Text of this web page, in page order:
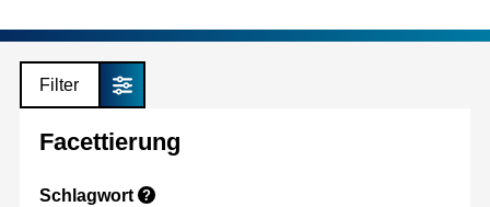
Filter
Facettierung
Schlagwort ?